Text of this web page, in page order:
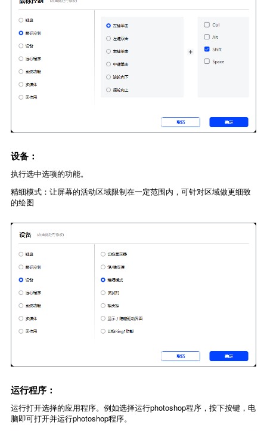
设备：
执行选中选项的功能。
精细模式：让屏幕的活动区域限制在一定范围内，可针对区域做更细致
的绘图
运行程序：
运行打开选择的应用程序。例如选择运行photoshop程序，按下按键，电
脑即可打开并运行photoshop程序。